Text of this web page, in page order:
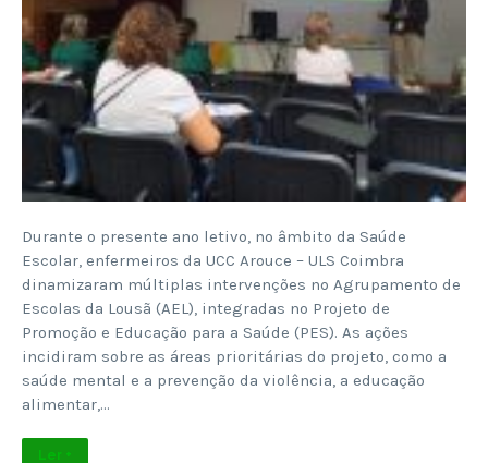
Durante o presente ano letivo, no âmbito da Saúde
Escolar, enfermeiros da UCC Arouce – ULS Coimbra
dinamizaram múltiplas intervenções no Agrupamento de
Escolas da Lousã (AEL), integradas no Projeto de
Promoção e Educação para a Saúde (PES). As ações
incidiram sobre as áreas prioritárias do projeto, como a
saúde mental e a prevenção da violência, a educação
alimentar,…
Ler +